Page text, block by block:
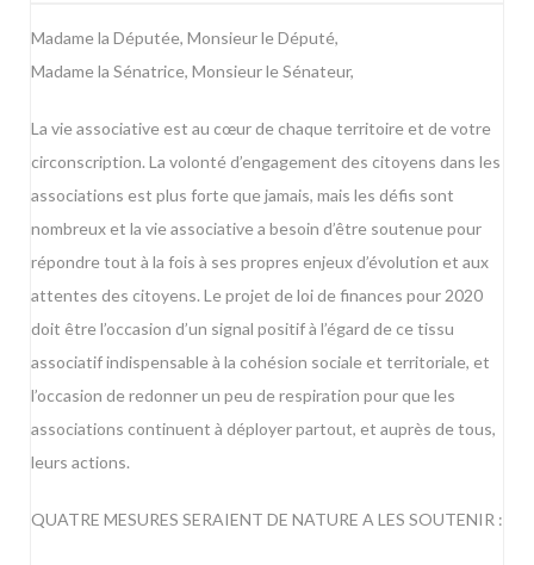
Madame la Députée, Monsieur le Député,
Madame la Sénatrice, Monsieur le Sénateur,
La vie associative est au cœur de chaque territoire et de votre
circonscription. La volonté d’engagement des citoyens dans les
associations est plus forte que jamais, mais les défis sont
nombreux et la vie associative a besoin d’être soutenue pour
répondre tout à la fois à ses propres enjeux d’évolution et aux
attentes des citoyens. Le projet de loi de finances pour 2020
doit être l’occasion d’un signal positif à l’égard de ce tissu
associatif indispensable à la cohésion sociale et territoriale, et
l’occasion de redonner un peu de respiration pour que les
associations continuent à déployer partout, et auprès de tous,
leurs actions.
QUATRE MESURES SERAIENT DE NATURE A LES SOUTENIR :